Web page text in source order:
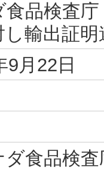
食品検査
し輸出証
9月22日
食品検査